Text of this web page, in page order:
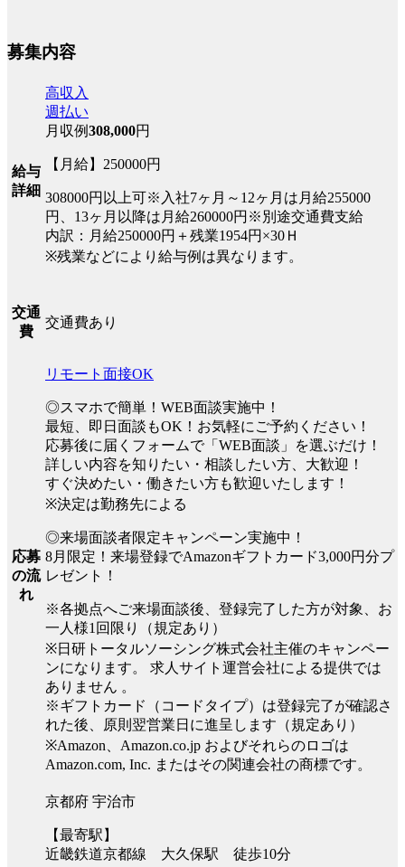
募集内容
給与
詳細
高収入
週払い
月収例308,000円
【月給】250000円
308000円以上可※入社7ヶ月～12ヶ月は月給255000
円、13ヶ月以降は月給260000円※別途交通費支給
内訳：月給250000円＋残業1954円×30Ｈ
※残業などにより給与例は異なります。
交通
費
交通費あり
応募
の流
れ
リモート面接OK
◎スマホで簡単！WEB面談実施中！
最短、即日面談もOK！お気軽にご予約ください！
応募後に届くフォームで「WEB面談」を選ぶだけ！
詳しい内容を知りたい・相談したい方、大歓迎！
すぐ決めたい・働きたい方も歓迎いたします！
※決定は勤務先による
◎来場面談者限定キャンペーン実施中！
8月限定！来場登録でAmazonギフトカード3,000円分プ
レゼント！
※各拠点へご来場面談後、登録完了した方が対象、お
一人様1回限り（規定あり）
※日研トータルソーシング株式会社主催のキャンペー
ンになります。 求人サイト運営会社による提供では
ありません 。
※ギフトカード（コードタイプ）は登録完了が確認さ
れた後、原則翌営業日に進呈します（規定あり）
※Amazon、Amazon.co.jp およびそれらのロゴは
Amazon.com, Inc. またはその関連会社の商標です。
京都府 宇治市
【最寄駅】
近畿鉄道京都線 大久保駅 徒歩10分